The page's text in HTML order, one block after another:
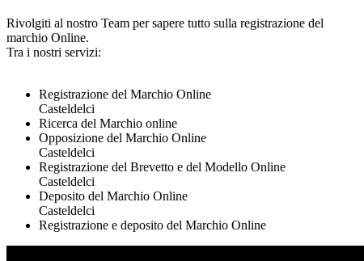
Rivolgiti al nostro Team per sapere tutto sulla registrazione del
marchio Online.
Tra i nostri servizi:
Registrazione del Marchio Online
Casteldelci
Ricerca del Marchio online
Opposizione del Marchio Online
Casteldelci
Registrazione del Brevetto e del Modello Online
Casteldelci
Deposito del Marchio Online
Casteldelci
Registrazione e deposito del Marchio Online